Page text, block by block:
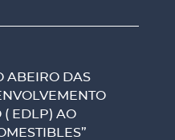
ABEIRO DAS
( EDLP) AO